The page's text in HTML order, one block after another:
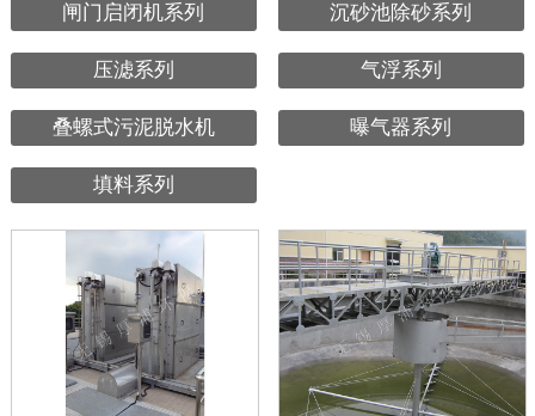
闸门启闭机系列 沉砂池除砂系列
压滤系列 气浮系列
叠螺式污泥脱水机 曝气器系列
填料系列